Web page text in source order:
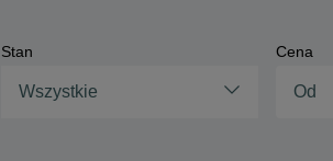
Stan
Wszystkie
Cena